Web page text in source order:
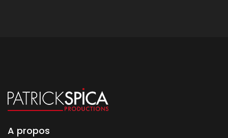
A propos